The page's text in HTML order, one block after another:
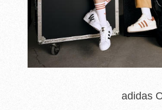
adidas